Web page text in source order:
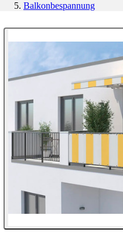
Balkonbespannung